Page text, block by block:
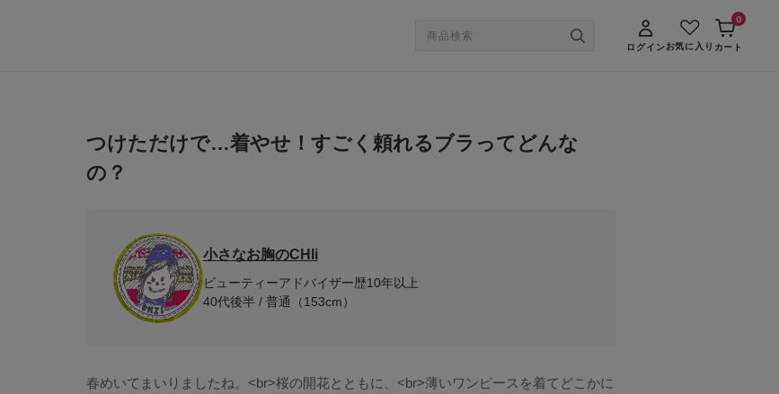
ログインお気に入り カート
0
つけただけで…着やせ！すごく頼れるブラってどんな
の？
小さなお胸のCHIi
ビューティーアドバイザー歴10年以上
40代後半 / 普通（153cm）
春めいてまいりましたね。<br>桜の開花とともに、<br>薄いワンピースを着てどこかに